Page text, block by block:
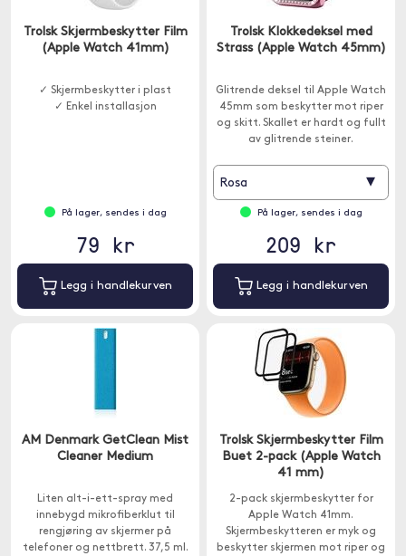
Trolsk Skjermbeskytter Film
(Apple Watch 41mm)
✓ Skjermbeskytter i plast
✓ Enkel installasjon
På lager, sendes i dag
79 kr
Legg i handlekurven
Trolsk Klokkedeksel med
Strass (Apple Watch 45mm)
Glitrende deksel til Apple Watch
45mm som beskytter mot riper
og skitt. Skallet er hardt og fullt
av glitrende steiner.
Rosa ▾
På lager, sendes i dag
209 kr
Legg i handlekurven
AM Denmark GetClean Mist
Cleaner Medium
Liten alt-i-ett-spray med
innebygd mikrofiberklut til
rengjøring av skjermer på
telefoner og nettbrett. 37,5 ml.
Trolsk Skjermbeskytter Film
Buet 2-pack (Apple Watch
41 mm)
2-pack skjermbeskytter for
Apple Watch 41mm.
Skjermbeskytteren er myk og
beskytter skjermen mot riper og